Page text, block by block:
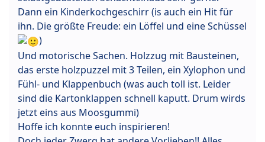
Dann ein Kinderkochgeschirr (is auch ein Hit für
ihn. Die größte Freude: ein Löffel und eine Schüssel
)
Und motorische Sachen. Holzzug mit Bausteinen,
das erste holzpuzzel mit 3 Teilen, ein Xylophon und
Fühl- und Klappenbuch (was auch toll ist. Leider
sind die Kartonklappen schnell kaputt. Drum wirds
jetzt eins aus Moosgummi)
Hoffe ich konnte euch inspirieren!